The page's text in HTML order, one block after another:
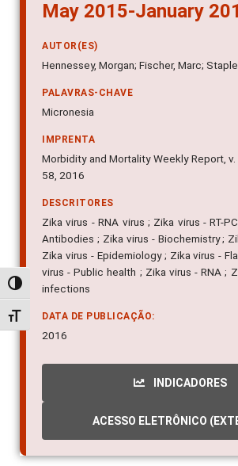
Alternar alto contraste
Alternar tamanho da fonte
May 2015-January
AUTOR(ES)
Hennessey, Morgan; Fischer, Marc;
PALAVRAS-CHAVE
Micronesia
IMPRENTA
Morbidity and Mortality Weekly Report,
58, 2016
DESCRITORES
Zika virus - RNA virus ; Zika virus - RT-
Antibodies ; Zika virus - Biochemistry ;
Zika virus - Epidemiology ; Zika virus -
virus - Public health ; Zika virus - RNA ;
infections
DATA DE PUBLICAÇÃO:
2016
INDICADORES
ACESSO ELETRÔNICO